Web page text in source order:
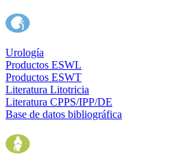
Urología
Productos ESWL
Productos ESWT
Literatura Litotricia
Literatura CPPS/IPP/DE
Base de datos bibliográfica